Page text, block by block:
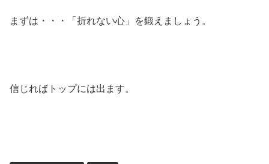
まずは・・・「折れない心」を鍛えましょう。
信じればトップには出ます。